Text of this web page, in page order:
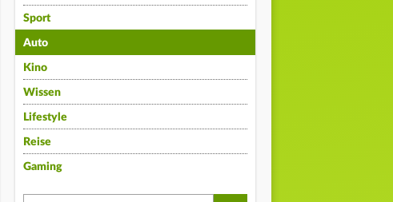
Sport
Auto
Kino
Wissen
Lifestyle
Reise
Gaming